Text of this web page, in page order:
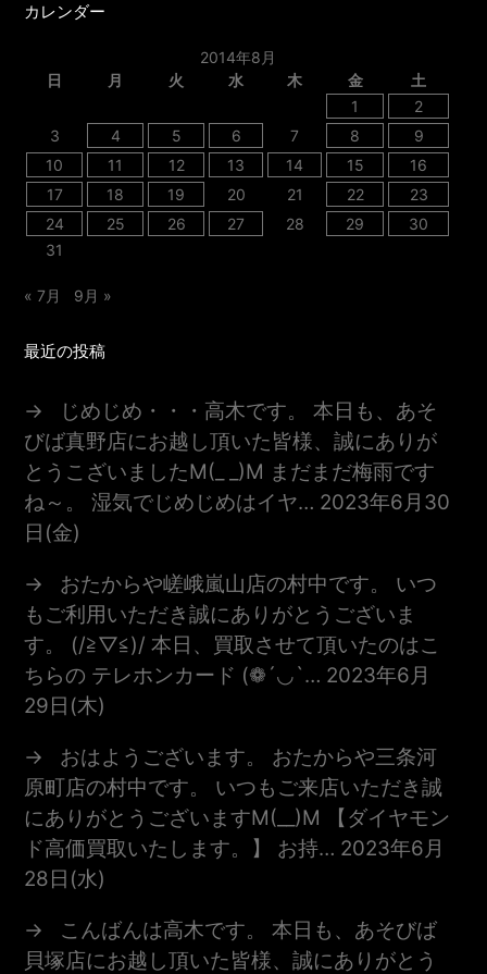
カレンダー
2014年8月
日
月 火 水 木 金
土
1
2
3
4 5 6 7 8
9
10
11 12 13 14 15
16
17
18 19 20 21 22
23
24
25 26 27 28 29
30
31
« 7月 9月 »
最近の投稿
じめじめ・・・高木です。 本日も、あそ
びば真野店にお越し頂いた皆様、誠にありが
とうこざいましたm(_ _)m まだまだ梅雨です
ね～。 湿気でじめじめはイヤ… 2023年6月30
日(金)
おたからや嵯峨嵐山店の村中です。 いつ
もご利用いただき誠にありがとうございま
す。 (/≧▽≦)/ 本日、買取させて頂いたのはこ
ちらの テレホンカード (❁´◡`… 2023年6月
29日(木)
おはようございます。 おたからや三条河
原町店の村中です。 いつもご来店いただき誠
にありがとうございますm(__)m 【ダイヤモン
ド高価買取いたします。】 お持… 2023年6月
28日(水)
こんばんは高木です。 本日も、あそびば
貝塚店にお越し頂いた皆様、誠にありがとう